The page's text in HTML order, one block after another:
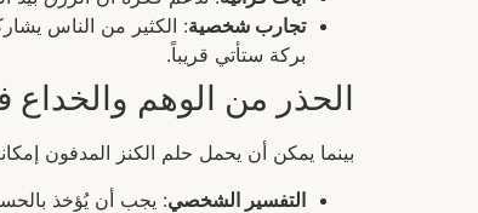
تجارب شخصية: الكثير من الناس
بركة ستأتي قريباً.
الحذر من الوهم والخداع
بينما يمكن أن يحمل حلم الكنز المدفون
التفسير الشخصي: يجب أن يُؤخذ